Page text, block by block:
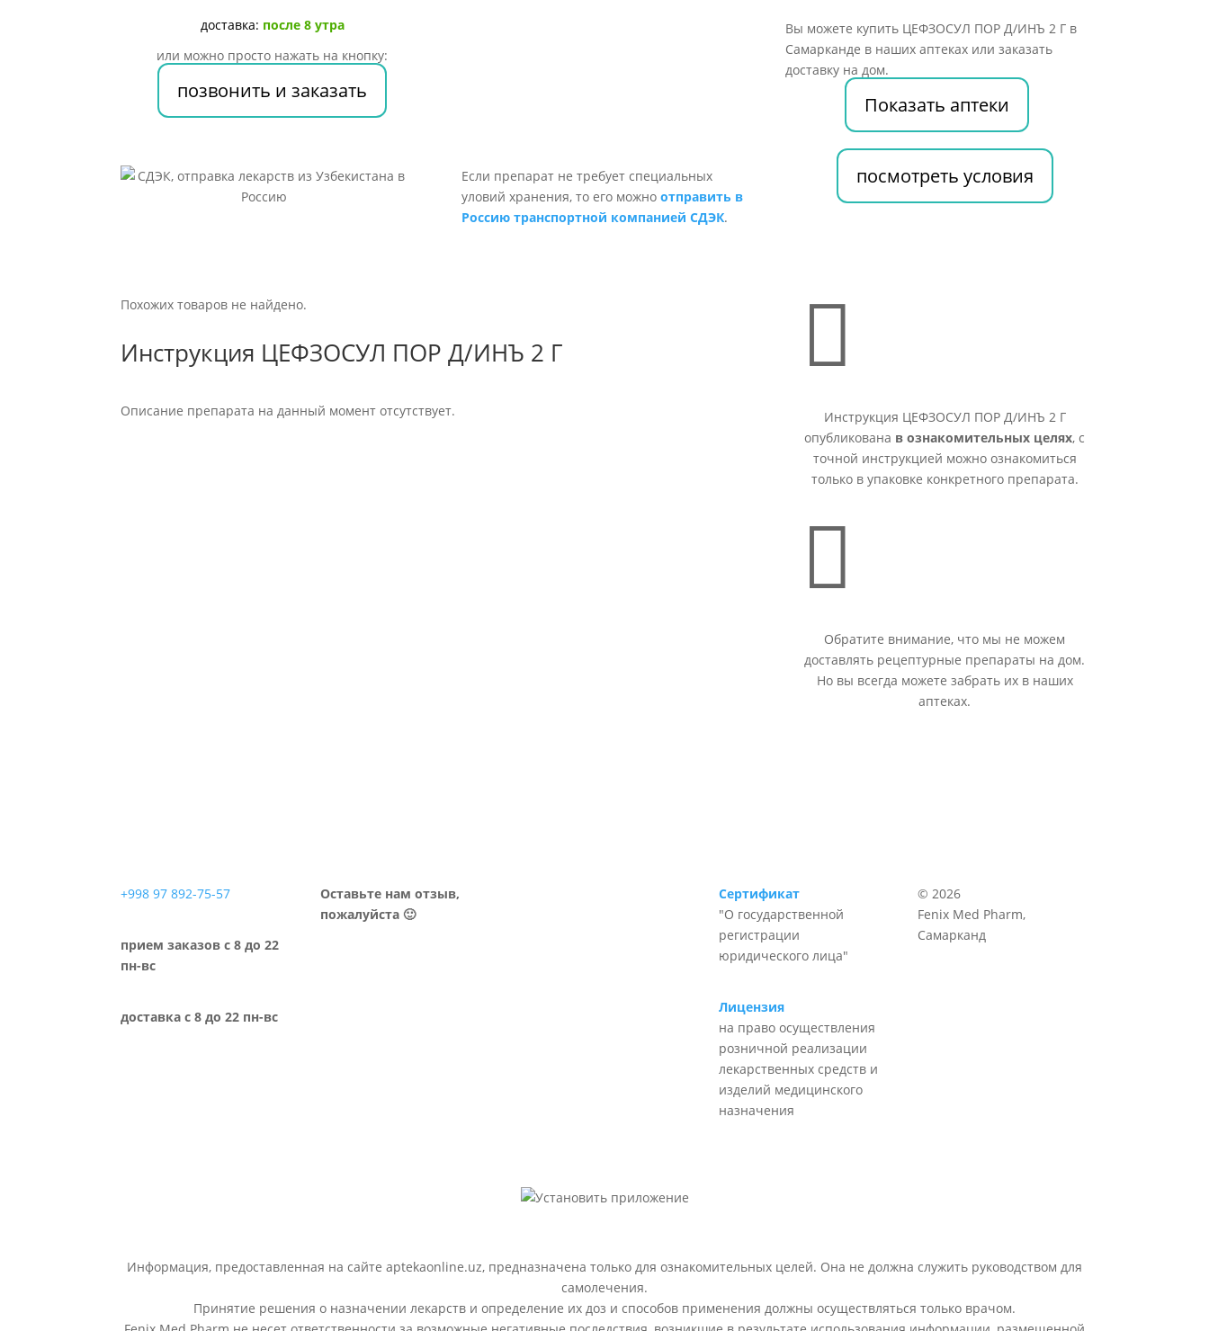
2
доставка: после 8 утра
или можно просто нажать на кнопку:
позвонить и заказать
Вы можете купить ЦЕФЗОСУЛ ПОР Д/ИНЪ 2 Г в
Самарканде в наших аптеках или заказать
доставку на дом.
Показать аптеки
Если препарат не требует специальных
уловий хранения, то его можно отправить в
Россию транспортной компанией СДЭК.
посмотреть условия
Похожих товаров не найдено.
Инструкция ЦЕФЗОСУЛ ПОР Д/ИНЪ 2 Г
Описание препарата на данный момент отсутствует.

Инструкция ЦЕФЗОСУЛ ПОР Д/ИНЪ 2 Г
опубликована в ознакомительных целях, с
точной инструкцией можно ознакомиться
только в упаковке конкретного препарата.

Обратите внимание, что мы не можем
доставлять рецептурные препараты на дом.
Но вы всегда можете забрать их в наших
аптеках.
+998 97 892-75-57
прием заказов с 8 до 22
пн-вс
доставка с 8 до 22 пн-вс
Оставьте нам отзыв,
пожалуйста 🙂
Сертификат
"О государственной
регистрации
юридического лица"
Лицензия
на право осуществления
розничной реализации
лекарственных средств и
изделий медицинского
назначения
© 2026
Fenix Med Pharm,
Самарканд
Информация, предоставленная на сайте aptekaonline.uz, предназначена только для ознакомительных целей. Она не должна служить руководством для
самолечения.
Принятие решения о назначении лекарств и определение их доз и способов применения должны осуществляться только врачом.